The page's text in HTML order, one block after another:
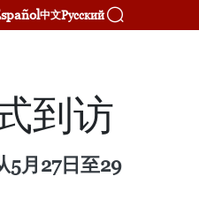
中文Русский
到访
5月27日至29